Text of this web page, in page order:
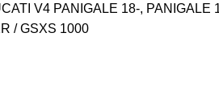
V4 PANIGALE 18-,
/ GSXS 1000